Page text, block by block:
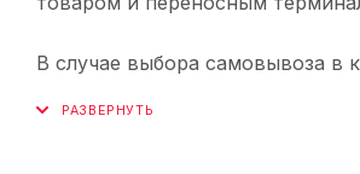
В случае выбора самовывоза в